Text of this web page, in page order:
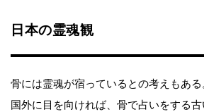
日本の霊魂観
骨には霊魂が宿っているとの考えもある
国外に目を向ければ、骨で占いをする